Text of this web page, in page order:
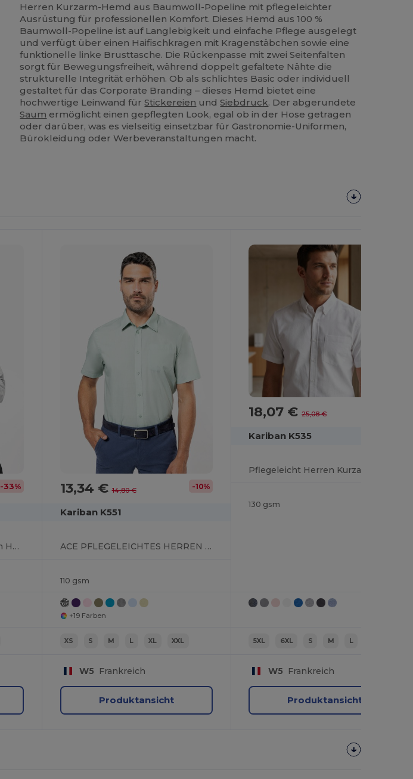
Herren Kurzarm-Hemd aus Baumwoll-Popeline mit pflegeleichter
Ausrüstung für professionellen Komfort. Dieses Hemd aus 100 %
Baumwoll-Popeline ist auf Langlebigkeit und einfache Pflege ausgelegt
und verfügt über einen Haifischkragen mit Kragenstäbchen sowie eine
funktionelle linke Brusttasche. Die Rückenpasse mit zwei Seitenfalten
sorgt für Bewegungsfreiheit, während doppelt gefaltete Nähte die
strukturelle Integrität erhöhen. Ob als schlichtes Basic oder individuell
gestaltet für das Corporate Branding – dieses Hemd bietet eine
hochwertige Leinwand fürStickereien undSiebdruck. Der abgerundete
Saum ermöglicht einen gepflegten Look, egal ob in der Hose getragen
oder darüber, was es vielseitig einsetzbar für Gastronomie-Uniformen,
Bürokleidung oder Werbeveranstaltungen macht.
-33%
Pflegeleichte Herren Langarm Hemd Popeline
13,34 €14,80 € -10%
Kariban K551
ACE PFLEGELEICHTES HERREN KURZARM 65/35 HEMD
110 gsm
+19 Farben
XS S M L XL XXL
W5 Frankreich
Produktansicht
18,07 €25,08 €
Kariban K535
130 gsm
5XL 6XL S M L
W5 Frankreich
Produktansicht